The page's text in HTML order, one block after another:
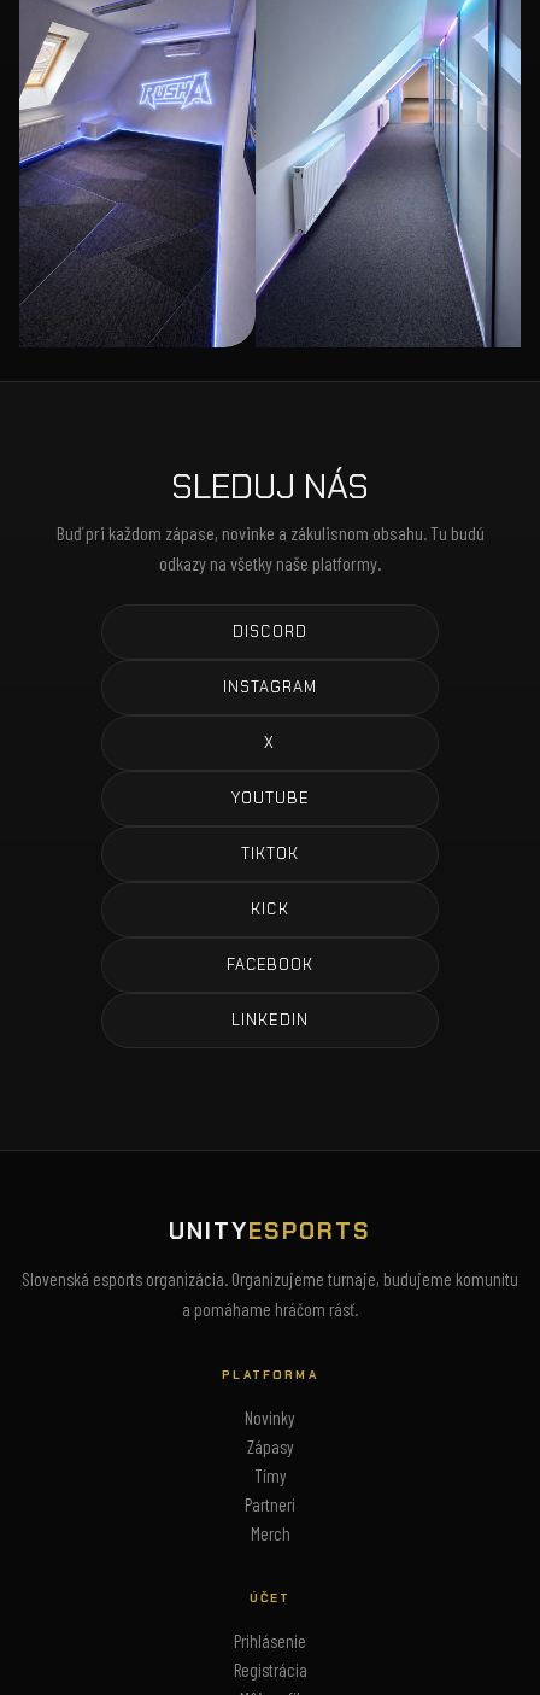
SLEDUJ NÁS
Buď pri každom zápase, novinke a zákulisnom obsahu. Tu budú
odkazy na všetky naše platformy.
DISCORD
INSTAGRAM
X
YOUTUBE
TIKTOK
KICK
FACEBOOK
LINKEDIN
UNITYESPORTS
Slovenská esports organizácia. Organizujeme turnaje, budujeme komunitu
a pomáhame hráčom rásť.
PLATFORMA
Novinky
Zápasy
Tímy
Partneri
Merch
ÚČET
Prihlásenie
Registrácia